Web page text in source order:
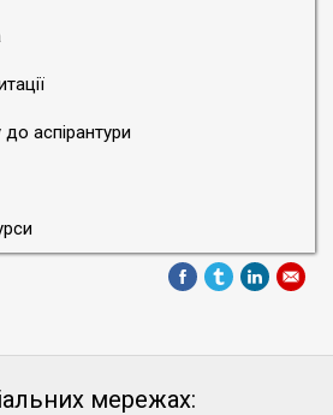
аспірантури
мережах: